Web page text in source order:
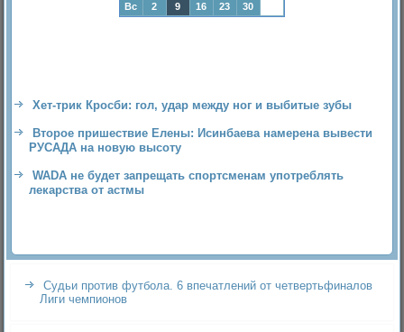
Вс
2 9 16 23 30
Хет-трик Кросби: гол, удар между ног и выбитые зубы
Второе пришествие Елены: Исинбаева намерена вывести
РУСАДА на новую высоту
WADA не будет запрещать спортсменам употреблять
лекарства от астмы
Судьи против футбола. 6 впечатлений от четвертьфиналов
Лиги чемпионов